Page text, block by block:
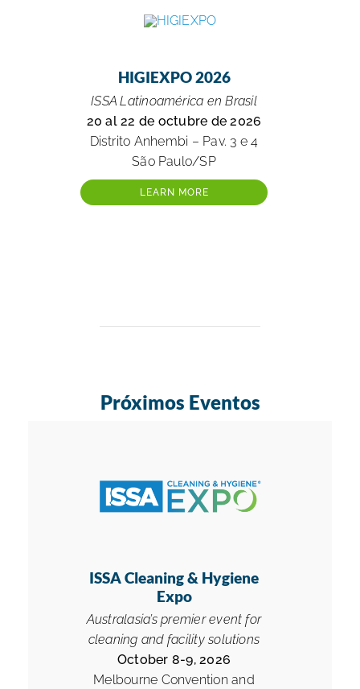
HIGIEXPO 2026
ISSA Latinoamérica en Brasil
20 al 22 de octubre de 2026
Distrito Anhembi – Pav. 3 e 4
São Paulo/SP
LEARN MORE
Próximos Eventos
ISSA Cleaning & Hygiene
Expo
Australasia’s premier event for
cleaning and facility solutions
October 8-9, 2026
Melbourne Convention and